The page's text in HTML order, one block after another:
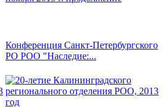
Конференция Санкт-Петербургского
РО РОО "Наследие:...